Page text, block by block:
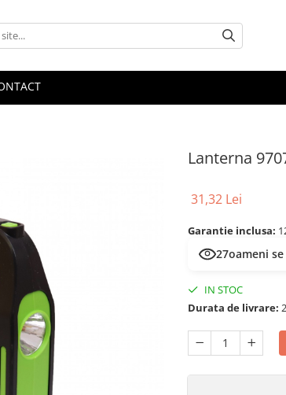
Lanterna
31,32 Lei
Garantie inclusa:
27oameni
IN STOC
Durata de livrare: 2